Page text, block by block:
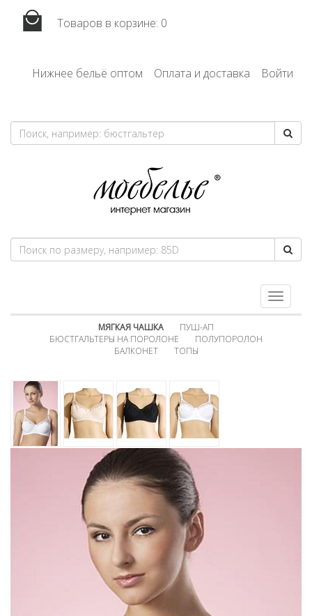
Товаров в корзине: 0
Нижнее бельё оптом Оплата и доставка Войти
Toggle
navigation
МЯГКАЯ ЧАШКА
ПУШ-АП
БЮСТГАЛЬТЕРЫ НА ПОРОЛОНЕ
ПОЛУПОРОЛОН
БАЛКОНЕТ
ТОПЫ